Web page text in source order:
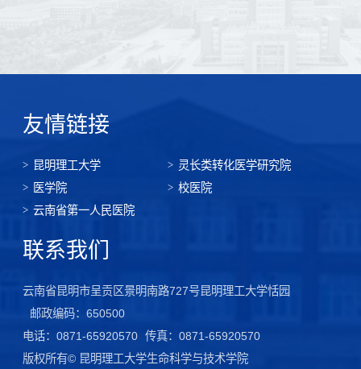
友情链接
昆明理工大学
灵长类转化医学研究院
医学院
校医院
云南省第一人民医院
联系我们
云南省昆明市呈贡区景明南路727号昆明理工大学恬园
邮政编码：650500
电话：0871-65920570 传真：0871-65920570
版权所有© 昆明理工大学生命科学与技术学院